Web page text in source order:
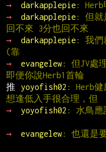
→
darkapplepie : Herb
→
darkapplepie : 但就
回不來 3分也回不來
→
darkapplepie : 我們
(靠
→
evangelew: 但JV處
即便你說Herb1首輪
推
yoyofish02 : Herb健
想逢低入手很合理，但
→
yoyofish02 : 水鳥應
→
evangelew: 也還是